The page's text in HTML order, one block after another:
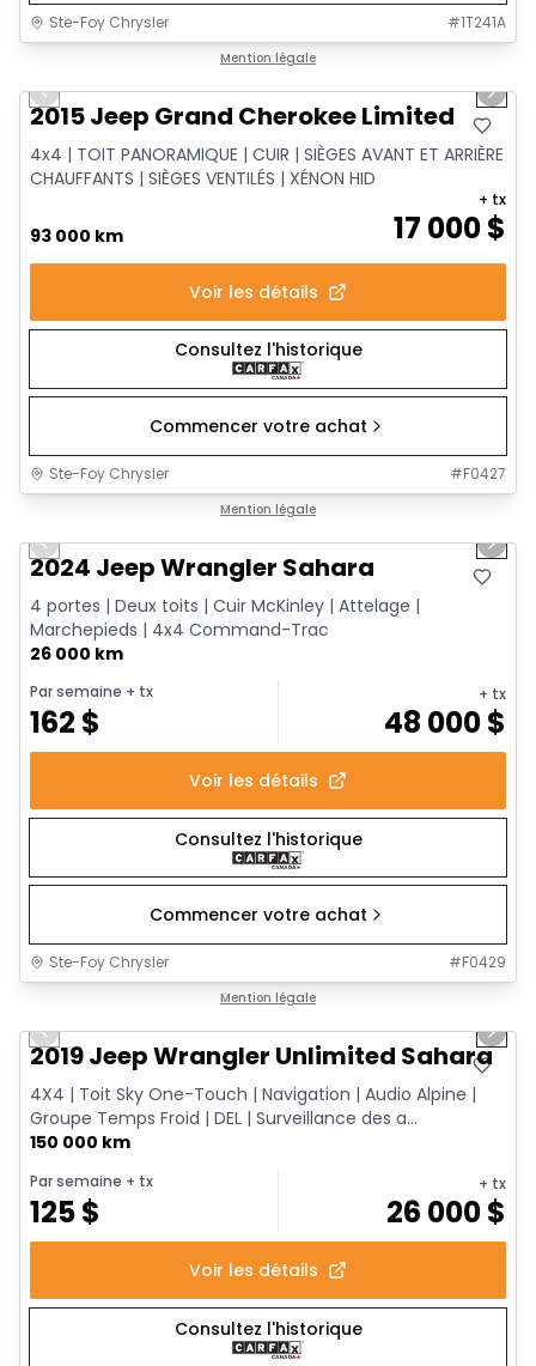
Ste-Foy Chrysler #1T241A
Mention légale
Previous slide Next
2015 Jeep Grand Cherokee Limited
4x4 | TOIT PANORAMIQUE | CUIR | SIÈGES AVANT ET ARRIÈRE
CHAUFFANTS | SIÈGES VENTILÉS | XÉNON HID
93 000 km 17 000$
+ tx
Voir les détails
Consultez l'historique
Commencer votre achat
Ste-Foy Chrysler #F0427
Mention légale
Previous slide Next
2024 Jeep Wrangler Sahara
4 portes | Deux toits | Cuir McKinley | Attelage |
Marchepieds | 4x4 Command-Trac
26 000 km
Par semaine + tx
162 $
+ tx
48 000$
Voir les détails
Consultez l'historique
Commencer votre achat
Ste-Foy Chrysler #F0429
Mention légale
Previous slide Next
2019 Jeep Wrangler Unlimited Sahara
4X4 | Toit Sky One-Touch | Navigation | Audio Alpine |
Groupe Temps Froid | DEL | Surveillance des a...
150 000 km
Par semaine + tx
125$
+ tx
26 000$
Voir les détails
Consultez l'historique